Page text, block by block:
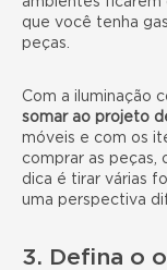
que você tenha
peças.
Com a iluminação
somar ao projeto
móveis e com os
comprar as peças,
dica é tirar várias
uma perspectiva
3. Defina o